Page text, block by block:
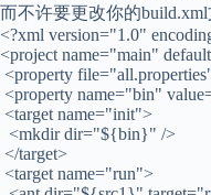
而不许要更改你的build.xml
<?xml version="1.0"
<project name="main"
<property
<property name="bin"
<target name="init">
<mkdir dir="${bin}" />
</target>
<target name="run">